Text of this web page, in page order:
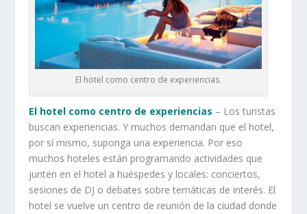
El hotel como centro de experiencias.
El hotel como centro de experiencias – Los turistas
buscan experiencias. Y muchos demandan que el hotel,
por sí mismo, suponga una experiencia. Por eso
muchos hoteles están programando actividades que
junten en el hotel a huéspedes y locales: conciertos,
sesiones de DJ o debates sobre temáticas de interés. El
hotel se vuelve un centro de reunión de la ciudad donde